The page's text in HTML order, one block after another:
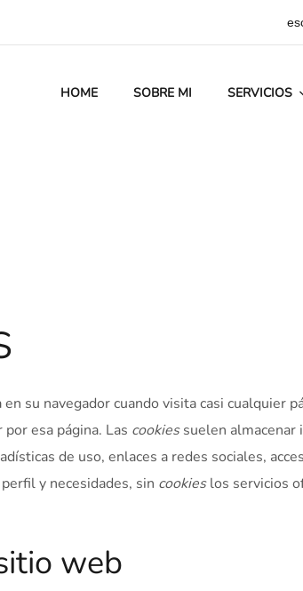
HOME SOBRE MI SERVICIOS
su navegador cuando visita casi cualquier
esa página. Las cookiessuelen almacenar
de uso, enlaces a redes sociales,
y necesidades, sin cookieslos servicios
web